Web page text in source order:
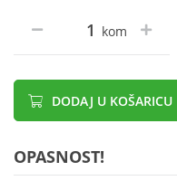
kom
DODAJ U KOŠARICU
OPASNOST!